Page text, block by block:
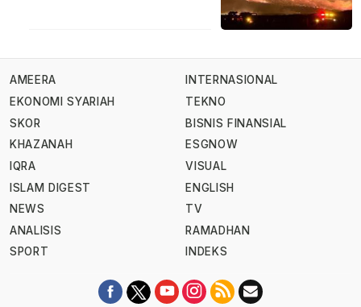
AMEERA
EKONOMI SYARIAH
SKOR
KHAZANAH
IQRA
ISLAM DIGEST
NEWS
ANALISIS
SPORT
INTERNASIONAL
TEKNO
BISNIS FINANSIAL
ESGNOW
VISUAL
ENGLISH
TV
RAMADHAN
INDEKS